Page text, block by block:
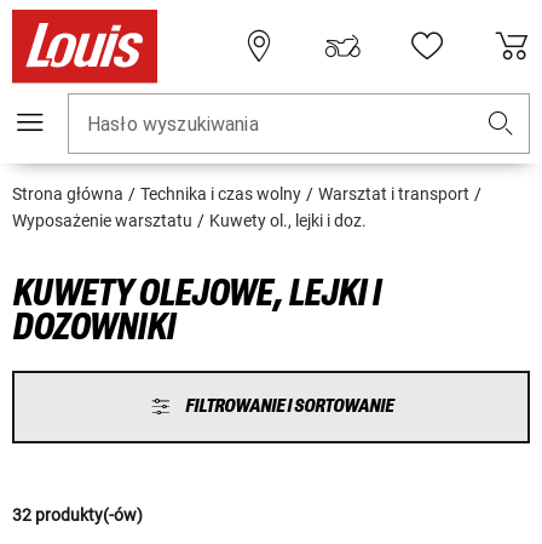
Hasło wyszukiwania
Strona główna Technika i czas wolny
Warsztat i transport
Wyposażenie warsztatu
Kuwety ol., lejki i doz.
KUWETY OLEJOWE, LEJKI I
DOZOWNIKI
FILTROWANIE I SORTOWANIE
32 produkty(-ów)